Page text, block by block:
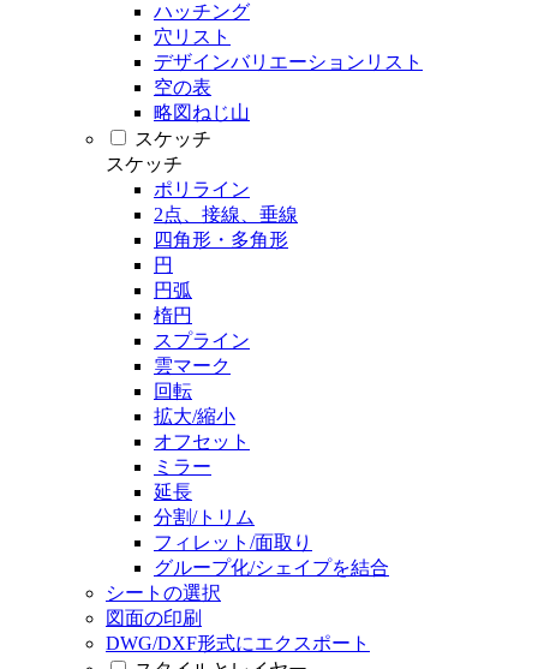
ハッチング
穴リスト
デザインバリエーションリスト
空の表
略図ねじ山
スケッチ
スケッチ
ポリライン
2点、接線、垂線
四角形・多角形
円
円弧
楕円
スプライン
雲マーク
回転
拡大/縮小
オフセット
ミラー
延長
分割/トリム
フィレット/面取り
グループ化/シェイプを結合
シートの選択
図面の印刷
DWG/DXF形式にエクスポート